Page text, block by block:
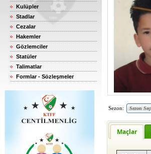
Kulüpler
Stadlar
Cezalar
Hakemler
Gözlemciler
Statüler
Talimatlar
Formlar - Sözleşmeler
Sezon:
Maçlar